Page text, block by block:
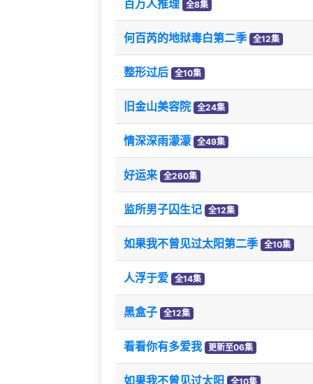
百万人推理 全8集
何百芮的地狱毒白第二季 全12集
整形过后 全10集
旧金山美容院 全24集
情深深雨濛濛 全49集
好运来 全260集
监所男子囚生记 全12集
如果我不曾见过太阳第二季 全10集
人浮于爱 全14集
黑盒子 全12集
看看你有多爱我 更新至06集
如果我不曾见过太阳 全10集